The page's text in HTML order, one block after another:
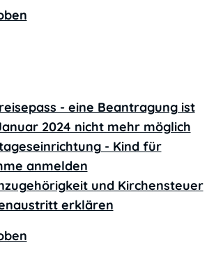
- eine Beantragung ist
2024 nicht mehr möglich
- Kind für
anmelden
und Kirchensteuer
erklären